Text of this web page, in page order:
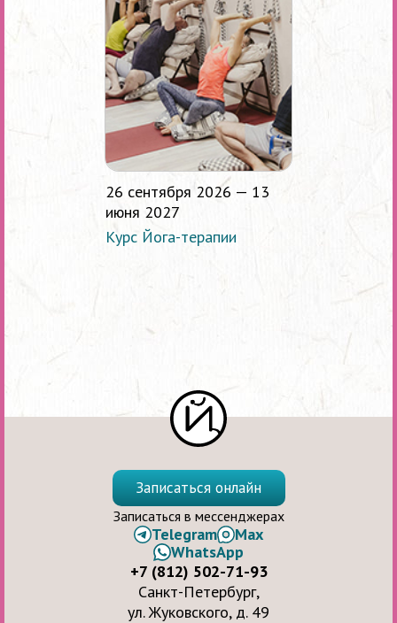
26 сентября 2026 — 13
июня 2027
Курс Йога-терапии
Записаться онлайн
Записаться в мессенджерах
Telegram
Max
WhatsApp
+7 (812) 502-71-93
Санкт-Петербург,
ул. Жуковского, д. 49